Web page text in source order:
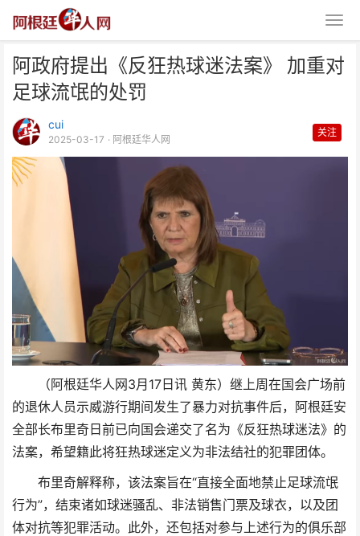
阿政府提出《反狂热球迷法案》 加重对
足球流氓的处罚
cui
2025-03-17 · 阿根廷华人网
关注
（阿根廷华人网3月17日讯 黄东）继上周在国会广场前
的退休人员示威游行期间发生了暴力对抗事件后，阿根廷安
全部长布里奇日前已向国会递交了名为《反狂热球迷法》的
法案，希望籍此将狂热球迷定义为非法结社的犯罪团体。
布里奇解释称，该法案旨在“直接全面地禁止足球流氓
行为”，结束诸如球迷骚乱、非法销售门票及球衣，以及团
体对抗等犯罪活动。此外，还包括对参与上述行为的俱乐部
阿政府提出《反狂热球迷法案》
加重对足球流氓的处罚